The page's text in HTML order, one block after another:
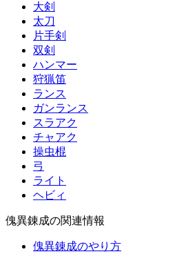
大剣
太刀
片手剣
双剣
ハンマー
狩猟笛
ランス
ガンランス
スラアク
チャアク
操虫棍
弓
ライト
ヘビィ
傀異錬成の関連情報
傀異錬成のやり方